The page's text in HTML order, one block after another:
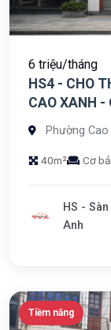
6 triệu/tháng
HS4 - CHO
CAO XANH -
Phường Cao
40m² Cơ
HS -
Anh
Tiềm năng